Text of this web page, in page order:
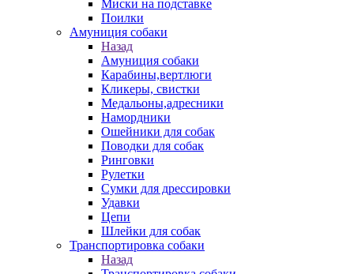
Миски на подставке
Поилки
Амуниция собаки
Назад
Амуниция собаки
Карабины,вертлюги
Кликеры, свистки
Медальоны,адресники
Намордники
Ошейники для собак
Поводки для собак
Ринговки
Рулетки
Сумки для дрессировки
Удавки
Цепи
Шлейки для собак
Транспортировка собаки
Назад